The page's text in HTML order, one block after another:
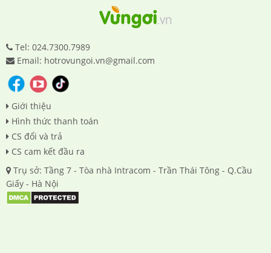
Tel: 024.7300.7989
Email: hotrovungoi.vn@gmail.com
Giới thiệu
Hình thức thanh toán
CS đổi và trả
CS cam kết đầu ra
Trụ sở: Tầng 7 - Tòa nhà Intracom - Trần Thái Tông - Q.Cầu
Giấy - Hà Nội